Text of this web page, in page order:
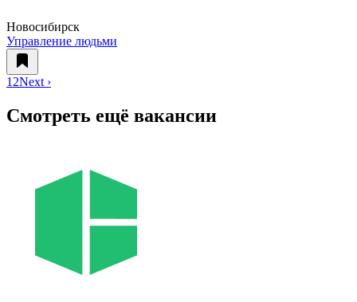
Новосибирск
Управление людьми
1 2Next ›
Смотреть ещё вакансии